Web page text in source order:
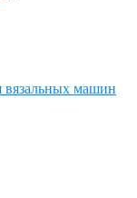
вязальных машин